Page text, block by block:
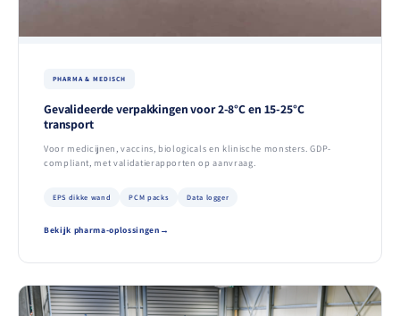
PHARMA & MEDISCH
Gevalideerde verpakkingen voor 2-8°C en 15-25°C
transport
Voor medicijnen, vaccins, biologicals en klinische monsters. GDP-
compliant, met validatierapporten op aanvraag.
EPS dikke wand PCM packs Data logger
Bekijk pharma-oplossingen